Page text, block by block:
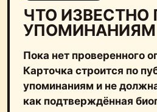
ЧТО ИЗВЕСТНО
УПОМИНАНИЯМ
Пока нет проверенного
Карточка строится по
упоминаниям и не
как подтверждённая